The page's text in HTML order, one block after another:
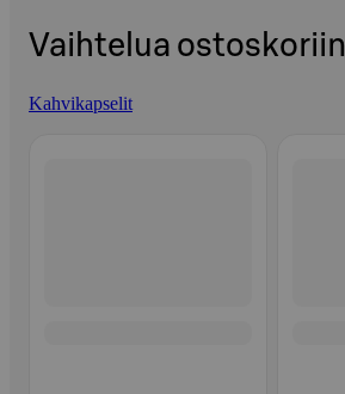
Vaihtelua ostoskoriin
Kahvikapselit